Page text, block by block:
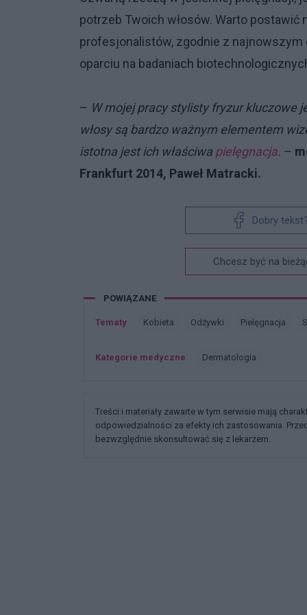
potrzeb Twoich włosów. Warto
profesjonalistów, zgodnie z
oparciu na badaniach
– W mojej pracy stylisty fryzur kluczowe
włosy są bardzo ważnym elementem
istotna jest ich właściwa pielęgnacja. –
Frankfurt 2014, Paweł Matracki.
Dobry
Chcesz być na
POWIĄZANE
Tematy Kobieta Odżywki Pielęgnacja
Kategorie medyczne Dermatologia
Treści i materiały zawarte w tym serwisie mają
odpowiedzialności za efekty ich zastosowania.
bezwzględnie skonsultować się z lekarzem.